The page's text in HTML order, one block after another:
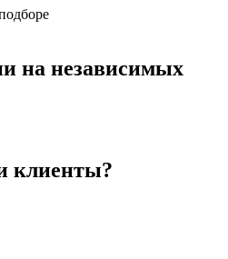
на независимых
клиенты?